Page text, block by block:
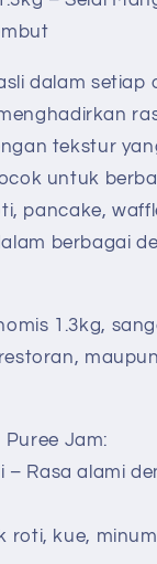
dalam setiap
tekstur
untuk
pancake,
berbagai
1.3kg,
maupun
Puree Jam:
Rasa alami
roti, kue,